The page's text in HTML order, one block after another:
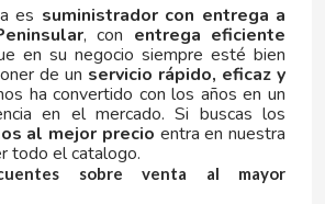
es suministrador con entrega a
, con entrega eficiente
en su negocio siempre esté bien
de un servicio rápido, eficaz y
ha convertido con los años en un
en el mercado. Si buscas los
al mejor precio entra en nuestra
todo el catalogo.
sobre venta al mayor